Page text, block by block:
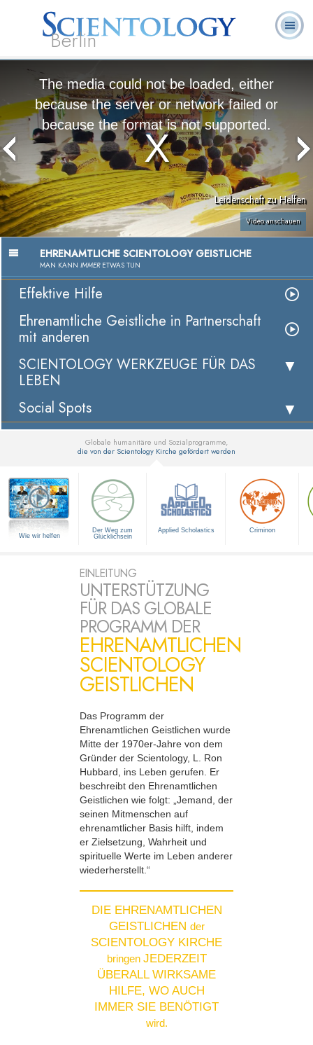
Berlin
Über uns
Hubbard
Scientology?
Geistliche
Fragen
The media could not be loaded, either
because the server or network failed or
because the format is not supported.
Leidenschaft zu Helfen
Video anschauen
EHRENAMTLICHE SCIENTOLOGY GEISTLICHE
MAN KANN IMMERETWAS TUN
Effektive Hilfe
Ehrenamtliche Geistliche in Partnerschaft
mit anderen
SCIENTOLOGY WERKZEUGE FÜR DAS
LEBEN
Social Spots
Globale humanitäre und Sozialprogramme,
die von der Scientology Kirche gefördert werden
Wie wir helfen
Der Weg zum
Glücklichsein
Applied Scholastics Criminon
EINLEITUNG
UNTERSTÜTZUNG
FÜR DAS GLOBALE
PROGRAMM DER
EHRENAMTLICHEN
SCIENTOLOGY
GEISTLICHEN
Das Programm der
Ehrenamtlichen Geistlichen wurde
Mitte der 1970er-Jahre von dem
Gründer der Scientology, L. Ron
Hubbard, ins Leben gerufen. Er
beschreibt den Ehrenamtlichen
Geistlichen wie folgt: „Jemand, der
seinen Mitmenschen auf
ehrenamtlicher Basis hilft, indem
er Zielsetzung, Wahrheit und
spirituelle Werte im Leben anderer
wiederherstellt.“
DIE EHRENAMTLICHEN
GEISTLICHEN der
SCIENTOLOGY KIRCHE
bringen JEDERZEIT
ÜBERALL WIRKSAME
HILFE, WO AUCH
IMMER SIE BENÖTIGT
wird.